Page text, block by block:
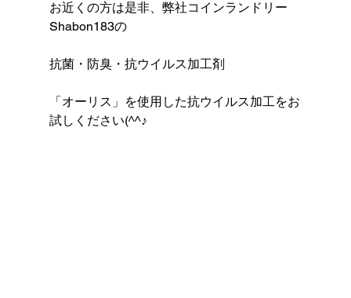
お近くの方は是非、弊社コインランドリー
Shabon183の
抗菌・防臭・抗ウイルス加工剤
「オーリス」を使用した抗ウイルス加工をお
試しください(^^♪